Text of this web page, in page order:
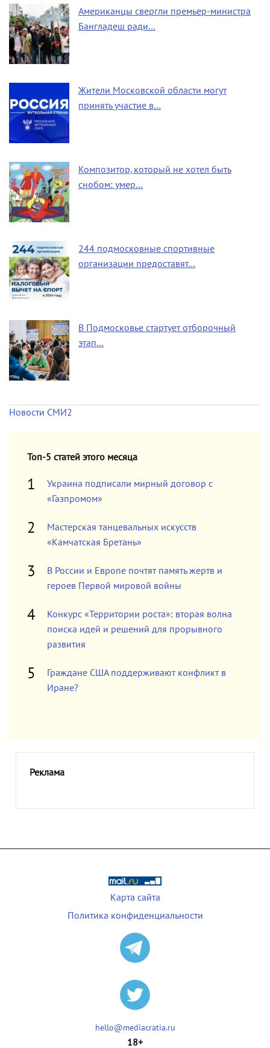
Американцы свергли премьер-министра
Бангладеш ради…
Жители Московской области могут
принять участие в…
Композитор, который не хотел быть
снобом: умер…
244 подмосковные спортивные
организации предоставят…
В Подмосковье стартует отборочный
этап…
Новости СМИ2
Топ-5 статей этого месяца
Украина подписали мирный договор с
«Газпромом»
Мастерская танцевальных искусств
«Камчатская Бретань»
В России и Европе почтят память жертв и
героев Первой мировой войны
Конкурс «Территории роста»: вторая волна
поиска идей и решений для прорывного
развития
Граждане США поддерживают конфликт в
Иране?
Реклама
Карта сайта
Политика конфиденциальности
hello@mediacratia.ru
18+